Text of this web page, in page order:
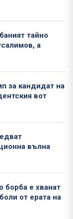
тайно
а
за кандидат на
вот
вълна
борба е хванат
от ерата на